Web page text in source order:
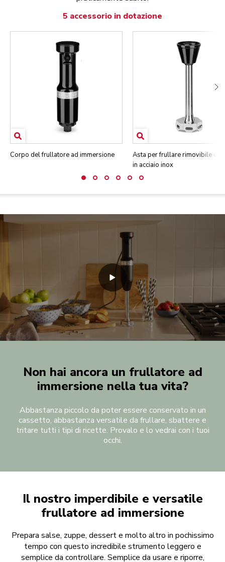
5 accessorio in dotazione
Corpo del frullatore ad immersione
Asta per frullare rimovibile
in acciaio inox
Non hai ancora un frullatore ad
immersione nella tua vita?
Abbastanza piccolo da poter essere conservato in un
cassetto, abbastanza versatile da frullare, sbattere e
tritare tutti i tipi di ricette. Provalo e lo vedrai con i tuoi
occhi.
Il nostro imperdibile e versatile
frullatore ad immersione
Prepara salse, zuppe, dessert e molto altro in pochissimo
tempo con questo incredibile strumento leggero e
semplice da controllare. Semplice da usare e riporre,